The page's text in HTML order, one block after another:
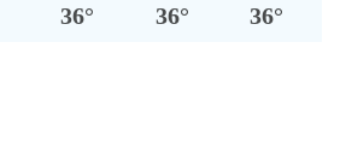
36° 36° 36°